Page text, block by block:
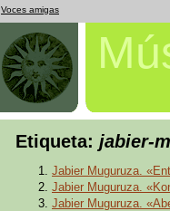
Voces amigas
Etiqueta: jabier-
Jabier Muguruza.
Jabier Muguruza.
Jabier Muguruza.